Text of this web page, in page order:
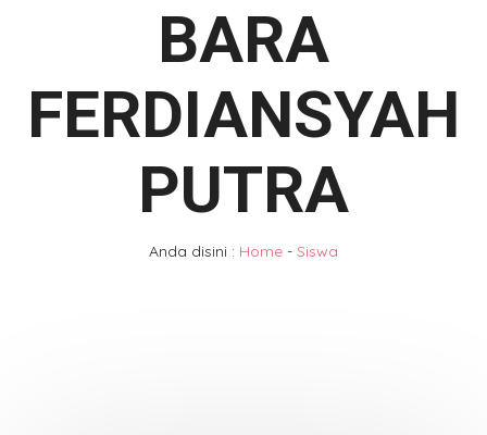
BARA
FERDIANSYAH
PUTRA
Anda disini : Home - Siswa